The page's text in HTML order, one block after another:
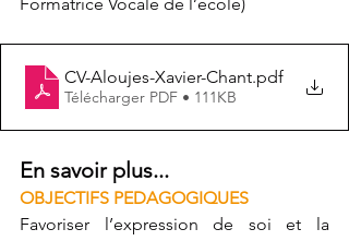
CV-Aloujes-Xavier-Chant.pdf
Télécharger PDF • 111KB
En savoir plus...
OBJECTIFS PEDAGOGIQUES
Favoriser l’expression de soi et la